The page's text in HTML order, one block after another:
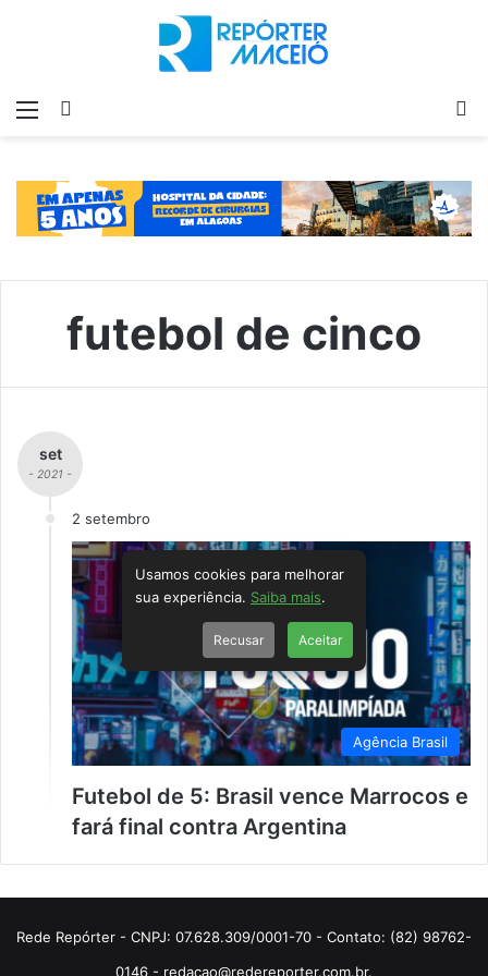
Menu
futebol de cinco
set
- 2021 -
2 setembro
Agência Brasil
Futebol de 5: Brasil vence Marrocos e
fará final contra Argentina
Rede Repórter - CNPJ: 07.628.309/0001-70 - Contato: (82) 98762-
0146 - redacao@redereporter.com.br.
Usamos cookies para melhorar
sua experiência. Saiba mais.
Recusar Aceitar